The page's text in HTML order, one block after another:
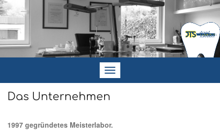
Navigation
ein-/ausblenden
Das Unternehmen
1997 gegründetes Meisterlabor.